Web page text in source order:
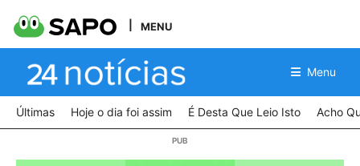
MENU
Menu
Últimas Hoje o dia foi assim É Desta Que Leio Isto Acho